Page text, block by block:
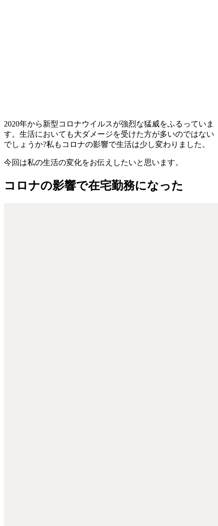
2020年から新型コロナウイルスが強烈な猛威をふるっていま
す。生活においても大ダメージを受けた方が多いのではない
でしょうか?私もコロナの影響で生活は少し変わりました。
今回は私の生活の変化をお伝えしたいと思います。
コロナの影響で在宅勤務になった